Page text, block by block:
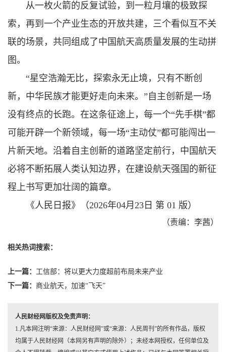
从一枚火箭的反复试验，到一粒月壤的极致探
索，再到一个产业生态的开放共建，三个看似互不关
联的场景，共同组成了中国航天高质量发展的生动拼
图。
“星空浩瀚无比，探索永无止境，只有不断创
新，中华民族才能更好走向未来。”自主创新是一场
没有终点的长跑。在这条征途上，每一个“先手棋”都
可能开辟一个新领域，每一场“主动仗”都可能闯出一
片新天地。沿着自主创新的道路坚定前行，中国航天
必将不断拓展人类认知边界，在建设航天强国的新征
程上书写更加壮阔的篇章。
《人民日报》（2026年04月23日 第 01 版）
（责编：李茜）
相关热词搜索：
上一篇： 工信部：将以更大力度超前布局未来产业
下一篇： 商业航天，加速“飞天”
人民财经网版权及免责声明：
1.凡本网注明“来源：人民财经网”或“来源：人民周刊”的所有作品，版权
均属于人民财经网（本网另有声明的除外）；未经本网授权，任何单位及